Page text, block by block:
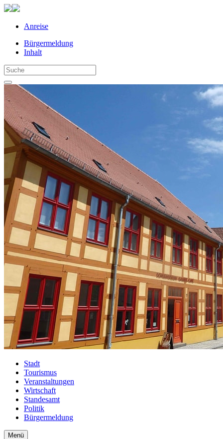
Anreise
Bürgermeldung
Inhalt
Stadt
Tourismus
Veranstaltungen
Wirtschaft
Standesamt
Politik
Bürgermeldung
Menü